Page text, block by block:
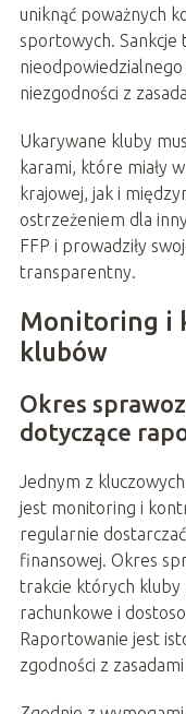
uniknąć poważnych
sportowych. Sankcje
niezgodności z
Ukarywane kluby
karami, które miały
krajowej, jak i
ostrzeżeniem dla
FFP i prowadziły
transparentny.
Monitoring i
klubów
Okres
dotyczące
Jednym z
jest monitoring i
regularnie
finansowej. Okres
trakcie których kluby
rachunkowe i
Raportowanie jest
zgodności z zasadami